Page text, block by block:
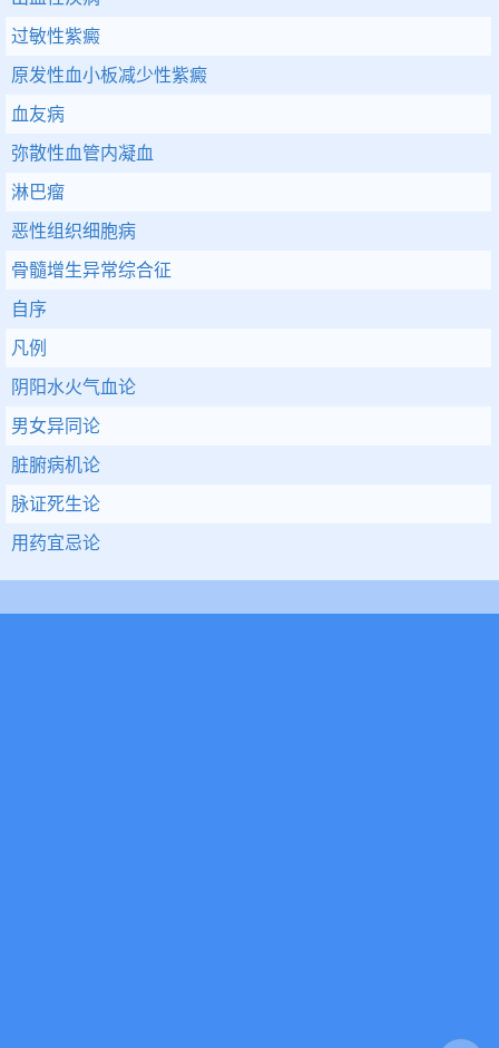
过敏性紫癜
原发性血小板减少性紫癜
血友病
弥散性血管内凝血
淋巴瘤
恶性组织细胞病
骨髓增生异常综合征
自序
凡例
阴阳水火气血论
男女异同论
脏腑病机论
脉证死生论
用药宜忌论